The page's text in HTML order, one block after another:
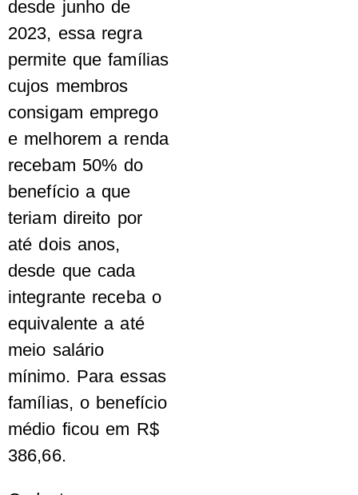
desde junho de
2023, essa regra
permite que famílias
cujos membros
consigam emprego
e melhorem a renda
recebam 50% do
benefício a que
teriam direito por
até dois anos,
desde que cada
integrante receba o
equivalente a até
meio salário
mínimo. Para essas
famílias, o benefício
médio ficou em R$
386,66.